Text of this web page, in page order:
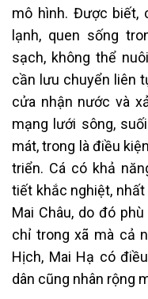
mô hình. Được biết,
lạnh, quen sống
sạch, không thể
cần lưu chuyển liên
cửa nhận nước và
mạng lưới sông,
mát, trong là điều
triển. Cá có khả
tiết khắc nghiệt,
Mai Châu, do đó
chỉ trong xã mà cả
Hịch, Mai Hạ có
dân cũng nhân rộng